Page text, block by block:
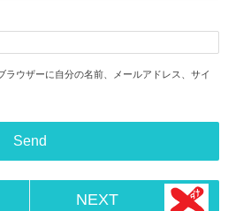
ラウザーに自分の名前、メールアドレス、サイ
NEXT